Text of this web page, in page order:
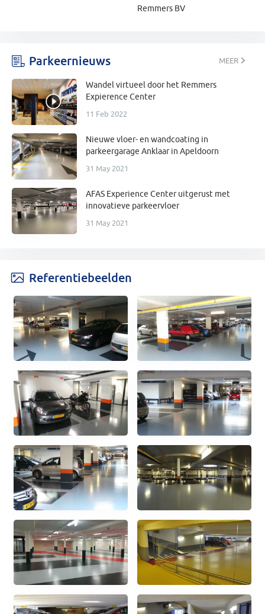
Remmers BV
Parkeernieuws MEER
Wandel virtueel door het Remmers
Expierence Center
11 Feb 2022
Nieuwe vloer- en wandcoating in
parkeergarage Anklaar in Apeldoorn
31 May 2021
AFAS Experience Center uitgerust met
innovatieve parkeervloer
31 May 2021
Referentiebeelden